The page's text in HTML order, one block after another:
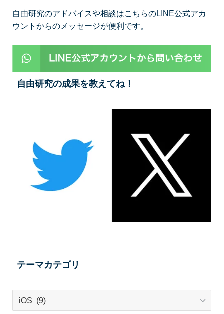
自由研究のアドバイスや相談はこちらのLINE公式アカ
ウントからのメッセージが便利です。
自由研究の成果を教えてね！
テーマカテゴリ
テ